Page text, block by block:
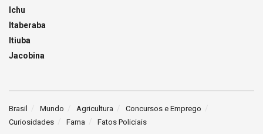
Ichu
Itaberaba
Itiuba
Jacobina
Brasil Mundo Agricultura
Concursos e Emprego
Curiosidades
Fama Fatos Policiais